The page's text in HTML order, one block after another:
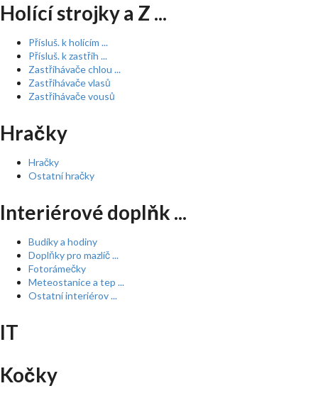
Holící strojky a Z ...
Přísluš. k holícím ...
Přísluš. k zastřih ...
Zastřihávače chlou ...
Zastřihávače vlasů
Zastřihávače vousů
Hračky
Hračky
Ostatní hračky
Interiérové doplňk ...
Budíky a hodiny
Doplňky pro mazlíč ...
Fotorámečky
Meteostanice a tep ...
Ostatní interiérov ...
IT
Kočky